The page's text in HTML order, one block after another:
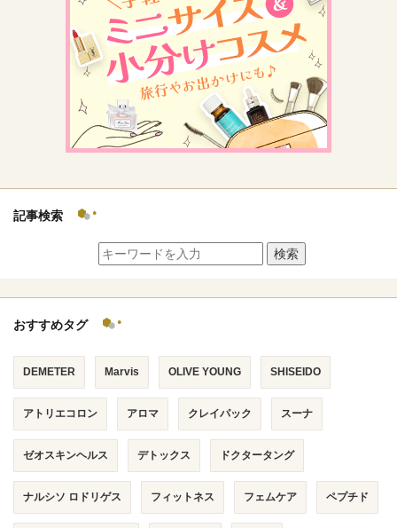
記事検索
検索
おすすめタグ
DEMETER Marvis OLIVE YOUNG SHISEIDO
アトリエコロン アロマ クレイパック スーナ
ゼオスキンヘルス デトックス ドクタータング
ナルシソ ロドリゲス フィットネス フェムケア ペプチド